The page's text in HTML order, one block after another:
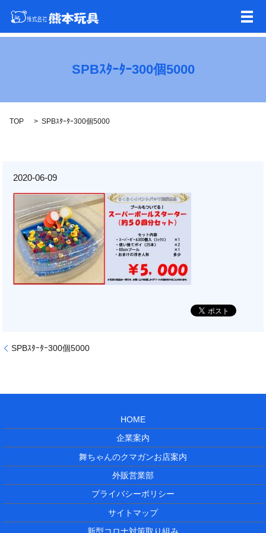
メ
SPBｽﾀｰﾀｰ300個5000
TOP SPBｽﾀｰﾀｰ300個5000
2020-06-09
SPBｽﾀｰﾀｰ300個5000
HOME
企業案内
舞ちゃんのクマガンお店案内
外販営業部
プライバシーポリシー
サイトマップ